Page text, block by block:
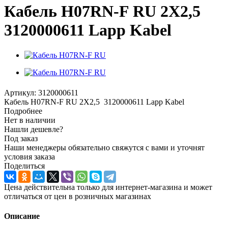
Кабель H07RN-F RU 2X2,5
3120000611 Lapp Kabel
Артикул: 3120000611
Кабель H07RN-F RU 2X2,5 3120000611 Lapp Kabel
Подробнее
Нет в наличии
Нашли дешевле?
Под заказ
Наши менеджеры обязательно свяжутся с вами и уточнят
условия заказа
Поделиться
Цена действительна только для интернет-магазина и может
отличаться от цен в розничных магазинах
Описание